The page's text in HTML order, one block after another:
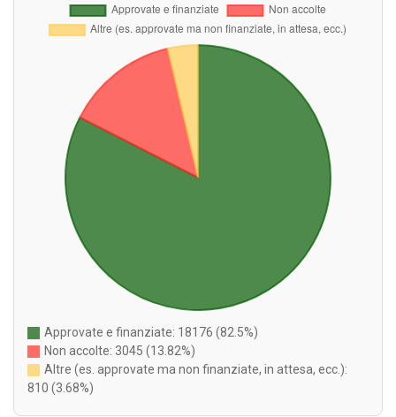
Approvate e finanziate: 18176 (82.5%)
Non accolte: 3045 (13.82%)
Altre (es. approvate ma non finanziate, in attesa, ecc.):
810 (3.68%)